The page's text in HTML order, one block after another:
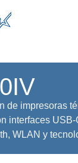
de impresoras
interfaces
WLAN y